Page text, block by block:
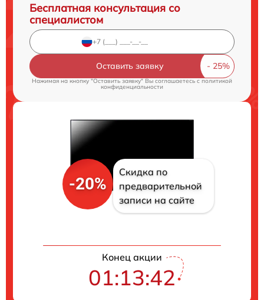
Бесплатная консультация со
специалистом
Оставить заявку
Нажимая на кнопку "Оставить заявку" Вы соглашаетесь cполитикой
конфиденциальности
-20%
Скидка по
предварительной
записи на сайте
Конец акции
01:13:42